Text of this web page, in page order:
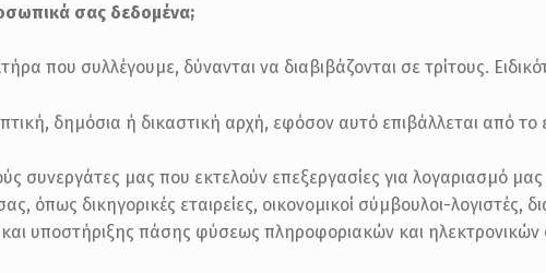
σας δεδομένα;
που συλλέγουμε, δύνανται να διαβιβάζονται σε τρίτους.
δημόσια ή δικαστική αρχή, εφόσον αυτό επιβάλλεται από το
συνεργάτες μας που εκτελούν επεξεργασίες για λογαριασμό
όπως δικηγορικές εταιρείες, οικονομικοί σύμβουλοι-λογιστές,
υποστήριξης πάσης φύσεως πληροφοριακών και ηλεκτρονικών